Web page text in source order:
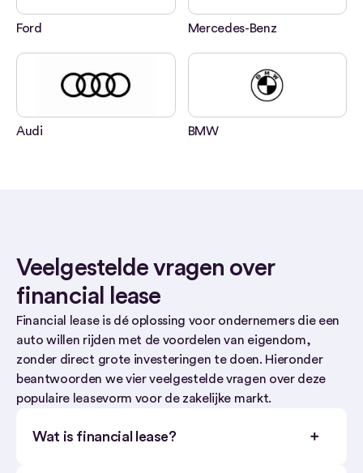
Ford Mercedes-Benz
Audi BMW
Veelgestelde vragen over
financial lease
Financial lease is dé oplossing voor ondernemers die een
auto willen rijden met de voordelen van eigendom,
zonder direct grote investeringen te doen. Hieronder
beantwoorden we vier veelgestelde vragen over deze
populaire leasevorm voor de zakelijke markt.
Wat is financial lease?